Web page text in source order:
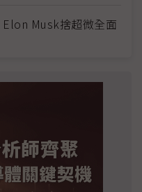
Musk捨超微全面